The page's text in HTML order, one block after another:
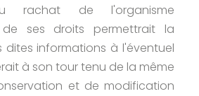
rachat de l'organisme
ses droits permettrait la
dites informations à l'éventuel
à son tour tenu de la même
et de modification